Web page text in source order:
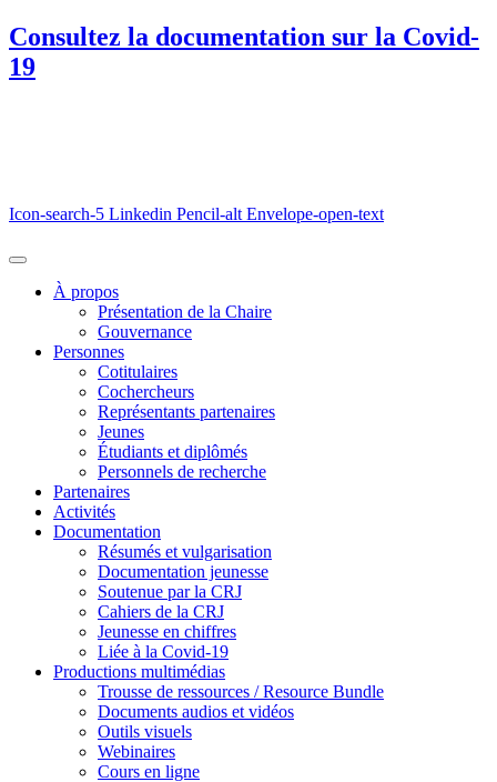
Consultez la documentation sur la Covid-
19
Icon-search-5 Linkedin Pencil-alt Envelope-open-text
À propos
Présentation de la Chaire
Gouvernance
Personnes
Cotitulaires
Cochercheurs
Représentants partenaires
Jeunes
Étudiants et diplômés
Personnels de recherche
Partenaires
Activités
Documentation
Résumés et vulgarisation
Documentation jeunesse
Soutenue par la CRJ
Cahiers de la CRJ
Jeunesse en chiffres
Liée à la Covid-19
Productions multimédias
Trousse de ressources / Resource Bundle
Documents audios et vidéos
Outils visuels
Webinaires
Cours en ligne